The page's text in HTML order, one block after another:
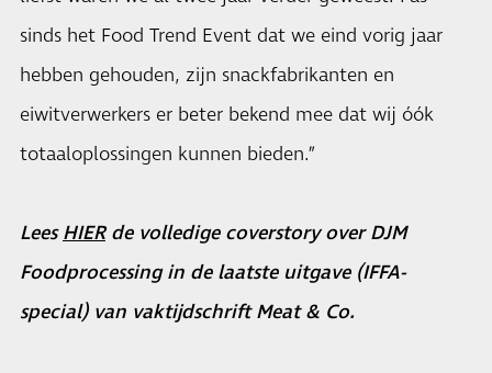
sinds het Food Trend Event dat we eind vorig jaar
hebben gehouden, zijn snackfabrikanten en
eiwitverwerkers er beter bekend mee dat wij óók
totaaloplossingen kunnen bieden.”
LeesHIERde volledige coverstory over DJM
Foodprocessing in de laatste uitgave (IFFA-
special) van vaktijdschrift Meat & Co.